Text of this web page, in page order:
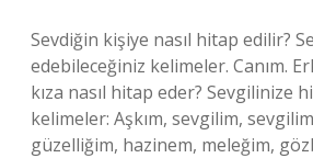
Sevdiğin kişiye nasıl hitap edilir?
edebileceğiniz kelimeler. Canım.
kıza nasıl hitap eder? Sevgilinize
kelimeler: Aşkım, sevgilim,
güzelliğim, hazinem, meleğim,